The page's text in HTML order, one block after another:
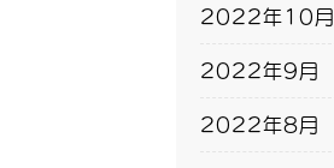
2022年10月
2022年9月
2022年8月